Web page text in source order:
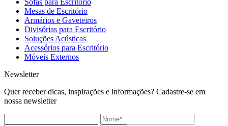
Sofás para Escritório
Mesas de Escritório
Armários e Gaveteiros
Divisórias para Escritório
Soluções Acústicas
Acessórios para Escritório
Móveis Externos
Newsletter
Quer receber dicas, inspirações e informações? Cadastre-se em
nossa newsletter